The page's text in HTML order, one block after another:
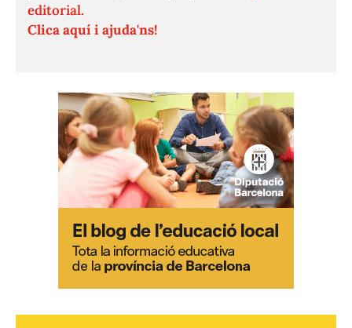
editorial.
Clica aquí i ajuda'ns!